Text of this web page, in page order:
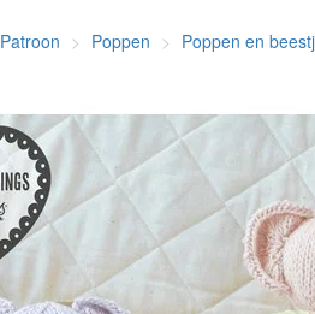
Patroon Poppen Poppen en